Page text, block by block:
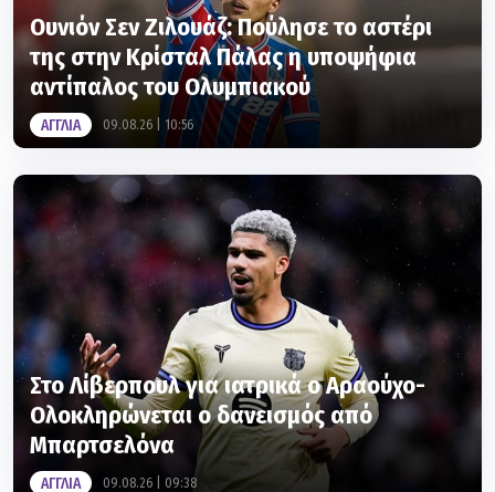
της στην Κρίσταλ Πάλας η υποψήφια
αντίπαλος του Ολυμπιακού
ΑΓΓΛΙΑ 09.08.26 | 10:56
Στο Λίβερπουλ για ιατρικά ο Αραούχο-
Ολοκληρώνεται ο δανεισμός από
Μπαρτσελόνα
ΑΓΓΛΙΑ 09.08.26 | 09:38